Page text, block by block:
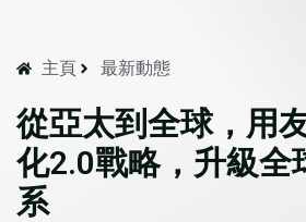
主頁 最新動態
從亞太到全球，用
化2.0戰略，升級全
系